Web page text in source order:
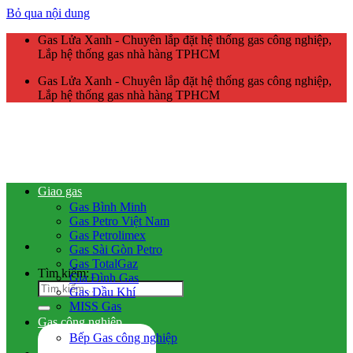
Bỏ qua nội dung
Gas Lửa Xanh - Chuyên lắp đặt hệ thống gas công nghiệp,
Lắp hệ thống gas nhà hàng TPHCM
Gas Lửa Xanh - Chuyên lắp đặt hệ thống gas công nghiệp,
Lắp hệ thống gas nhà hàng TPHCM
Tìm kiếm:
Giao gas
Gas Bình Minh
Gas Petro Việt Nam
Gas Petrolimex
Gas Sài Gòn Petro
Gas TotalGaz
Gia Đình Gas
Gas Dầu Khí
MISS Gas
Gas công nghiệp
Bếp Gas công nghiệp